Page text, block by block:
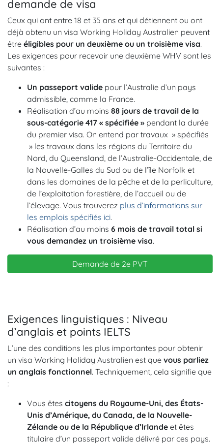
demande de visa
Ceux qui ont entre 18 et 35 ans et qui détiennent ou ont
déjà obtenu un visa Working Holiday Australien peuvent
être éligibles pour un deuxième ou un troisième visa.
Les exigences pour recevoir une deuxième WHV sont les
suivantes :
Un passeport valide pour l’Australie d’un pays
admissible, comme la France.
Réalisation d’au moins 88 jours de travail de la
sous-catégorie 417 « spécifiée » pendant la durée
du premier visa. On entend par travaux » spécifiés
» les travaux dans les régions du Territoire du
Nord, du Queensland, de l’Australie-Occidentale, de
la Nouvelle-Galles du Sud ou de l’île Norfolk et
dans les domaines de la pêche et de la perliculture,
de l’exploitation forestière, de l’accueil ou de
l’élevage. Vous trouverez plus d’informations sur
les emplois spécifiés ici.
Réalisation d’au moins 6 mois de travail total si
vous demandez un troisième visa.
Demande de 2e PVT
Exigences linguistiques : Niveau
d’anglais et points IELTS
L’une des conditions les plus importantes pour obtenir
un visa Working Holiday Australien est que vous parliez
un anglais fonctionnel. Techniquement, cela signifie que
:
Vous êtes citoyens du Royaume-Uni, des États-
Unis d’Amérique, du Canada, de la Nouvelle-
Zélande ou de la République d’Irlande et êtes
titulaire d’un passeport valide délivré par ces pays.